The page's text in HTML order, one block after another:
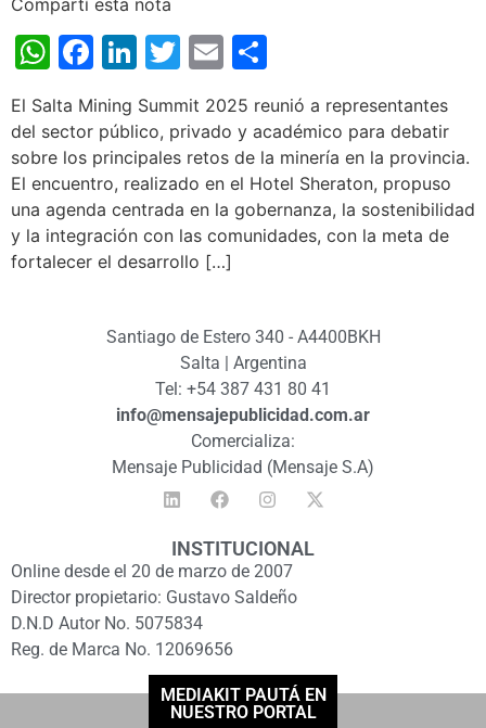
WhatsApp
Facebook
LinkedIn
Twitter
Email
El Salta Mining Summit 2025 reunió a representantes
del sector público, privado y académico para debatir
sobre los principales retos de la minería en la provincia.
El encuentro, realizado en el Hotel Sheraton, propuso
una agenda centrada en la gobernanza, la sostenibilidad
y la integración con las comunidades, con la meta de
fortalecer el desarrollo […]
Santiago de Estero 340 - A4400BKH
Salta | Argentina
Tel: +54 387 431 80 41
info@mensajepublicidad.com.ar
Comercializa:
Mensaje Publicidad (Mensaje S.A)
INSTITUCIONAL
Online desde el 20 de marzo de 2007
Director propietario: Gustavo Saldeño
D.N.D Autor No. 5075834
Reg. de Marca No. 12069656
MEDIAKIT PAUTÁ EN
NUESTRO PORTAL